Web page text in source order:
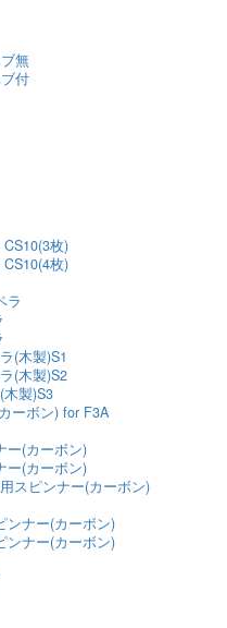
無
付
枚)
枚)
ラ
(木製)S1
(木製)S2
製)S3
ーボン) for F3A
ー(カーボン)
ー(カーボン)
スピンナー(カーボン)
ンナー(カーボン)
ンナー(カーボン)